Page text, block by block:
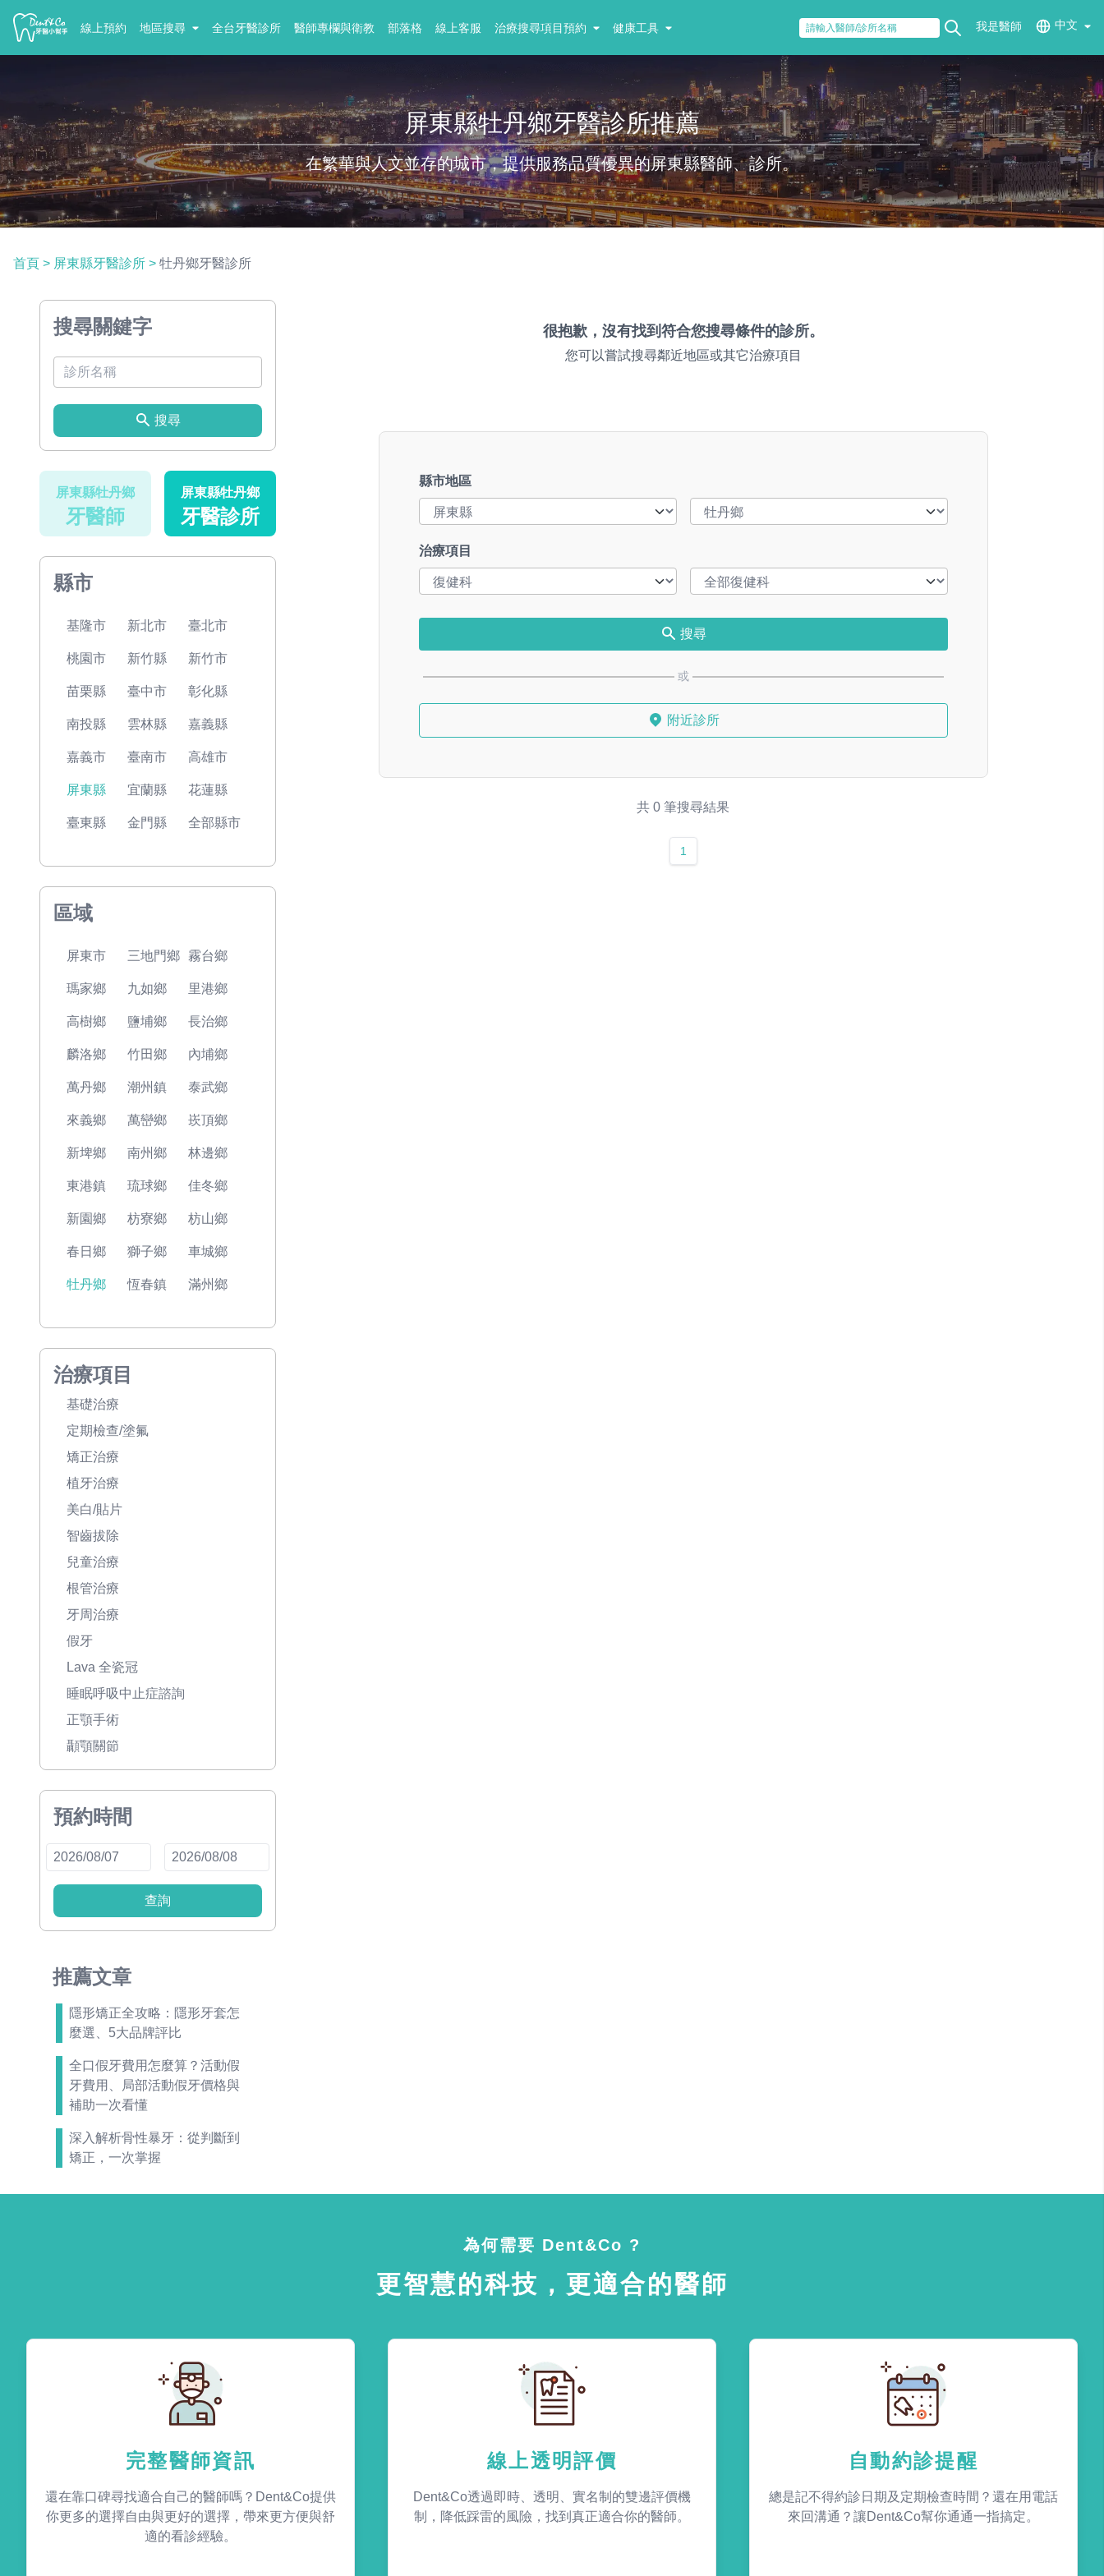
線上預約 地區搜尋 全台牙醫診所 醫師專欄與衛教 部落格 線上客服 治療搜尋項目預約 健康工具 我是醫師 中文
屏東縣牡丹鄉牙醫診所推薦
在繁華與人文並存的城市，提供服務品質優異的屏東縣醫師、診所。
首頁 > 屏東縣牙醫診所 > 牡丹鄉牙醫診所
搜尋關鍵字
搜尋
屏東縣牡丹鄉
牙醫師
屏東縣牡丹鄉
牙醫診所
縣市
基隆市 新北市 臺北市
桃園市 新竹縣 新竹市
苗栗縣 臺中市 彰化縣
南投縣 雲林縣 嘉義縣
嘉義市 臺南市 高雄市
屏東縣 宜蘭縣 花蓮縣
臺東縣 金門縣 全部縣市
區域
屏東市 三地門鄉 霧台鄉
瑪家鄉 九如鄉 里港鄉
高樹鄉 鹽埔鄉 長治鄉
麟洛鄉 竹田鄉 內埔鄉
萬丹鄉 潮州鎮 泰武鄉
來義鄉 萬巒鄉 崁頂鄉
新埤鄉 南州鄉 林邊鄉
東港鎮 琉球鄉 佳冬鄉
新園鄉 枋寮鄉 枋山鄉
春日鄉 獅子鄉 車城鄉
牡丹鄉 恆春鎮 滿州鄉
治療項目
基礎治療
定期檢查/塗氟
矯正治療
植牙治療
美白/貼片
智齒拔除
兒童治療
根管治療
牙周治療
假牙
Lava 全瓷冠
睡眠呼吸中止症諮詢
正顎手術
顳顎關節
預約時間
查詢
推薦文章
隱形矯正全攻略：隱形牙套怎
麼選、5大品牌評比
全口假牙費用怎麼算？活動假
牙費用、局部活動假牙價格與
補助一次看懂
深入解析骨性暴牙：從判斷到
矯正，一次掌握
很抱歉，沒有找到符合您搜尋條件的診所。
您可以嘗試搜尋鄰近地區或其它治療項目
縣市地區
治療項目
搜尋
或
附近診所
共 0 筆搜尋結果
1
為何需要 Dent&Co ?
更智慧的科技，更適合的醫師
完整醫師資訊
還在靠口碑尋找適合自己的醫師嗎？Dent&Co提供
你更多的選擇自由與更好的選擇，帶來更方便與舒
適的看診經驗。
線上透明評價
Dent&Co透過即時、透明、實名制的雙邊評價機
制，降低踩雷的風險，找到真正適合你的醫師。
自動約診提醒
總是記不得約診日期及定期檢查時間？還在用電話
來回溝通？讓Dent&Co幫你通通一指搞定。